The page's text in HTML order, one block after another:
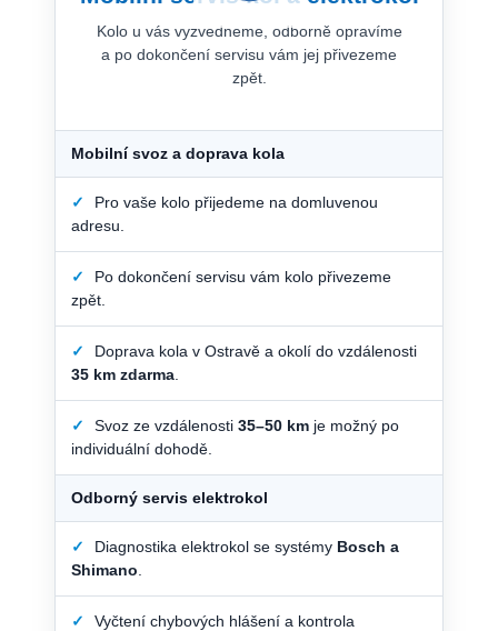
Kolo u vás vyzvedneme, odborně opravíme
a po dokončení servisu vám jej přivezeme
zpět.
Mobilní svoz a doprava kola
✓
Pro vaše kolo přijedeme na domluvenou
adresu.
✓
Po dokončení servisu vám kolo přivezeme
zpět.
✓
Doprava kola v Ostravě a okolí do vzdálenosti
35 km zdarma
✓ Svoz ze vzdálenosti 35–50 km je možný po
individuální dohodě.
Odborný servis elektrokol
✓ Diagnostika elektrokol se systémy Bosch a
Shimano
✓
Vyčtení chybových hlášení a kontrola